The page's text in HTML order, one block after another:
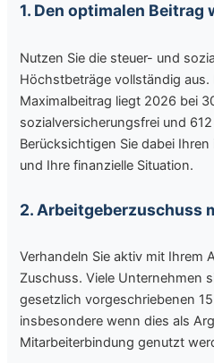
1. Den optimalen Beitrag
Nutzen Sie die steuer- und
Höchstbeträge vollständig aus.
Maximalbeitrag liegt 2026 bei
sozialversicherungsfrei und
Berücksichtigen Sie dabei
und Ihre finanzielle Situation.
2. Arbeitgeberzuschuss
Verhandeln Sie aktiv mit Ihrem
Zuschuss. Viele Unternehmen
gesetzlich vorgeschriebenen
insbesondere wenn dies als
Mitarbeiterbindung genutzt